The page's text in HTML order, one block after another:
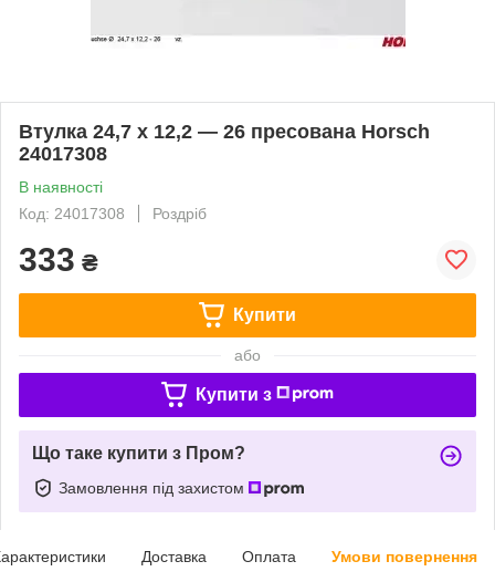
Втулка 24,7 x 12,2 — 26 пресована Horsch
24017308
В наявності
Код: 24017308
Роздріб
333 ₴
Купити
або
Купити з
Що таке купити з Пром?
Замовлення під захистом
Доставка Оплата Умови повернення